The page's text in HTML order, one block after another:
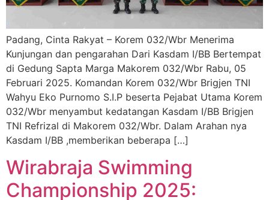
Padang, Cinta Rakyat – Korem 032/Wbr Menerima
Kunjungan dan pengarahan Dari Kasdam I/BB Bertempat
di Gedung Sapta Marga Makorem 032/Wbr Rabu, 05
Februari 2025. Komandan Korem 032/Wbr Brigjen TNI
Wahyu Eko Purnomo S.I.P beserta Pejabat Utama Korem
032/Wbr menyambut kedatangan Kasdam I/BB Brigjen
TNI Refrizal di Makorem 032/Wbr. Dalam Arahan nya
Kasdam I/BB ,memberikan beberapa […]
Wirabraja Swimming
Championship 2025: